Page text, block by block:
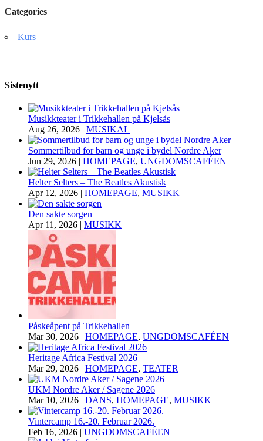
Categories
Kurs
Sistenytt
Musikkteater i Trikkehallen på Kjelsås
Aug 26, 2026 | MUSIKAL
Sommertilbud for barn og unge i bydel Nordre Aker
Jun 29, 2026 | HOMEPAGE, UNGDOMSCAFÉEN
Helter Selters – The Beatles Akustisk
Apr 12, 2026 | HOMEPAGE, MUSIKK
Den sakte sorgen
Apr 11, 2026 | MUSIKK
Påskeåpent på Trikkehallen
Mar 30, 2026 | HOMEPAGE, UNGDOMSCAFÉEN
Heritage Africa Festival 2026
Mar 29, 2026 | HOMEPAGE, TEATER
UKM Nordre Aker / Sagene 2026
Mar 10, 2026 | DANS, HOMEPAGE, MUSIKK
Vintercamp 16.-20. Februar 2026.
Feb 16, 2026 | UNGDOMSCAFÉEN